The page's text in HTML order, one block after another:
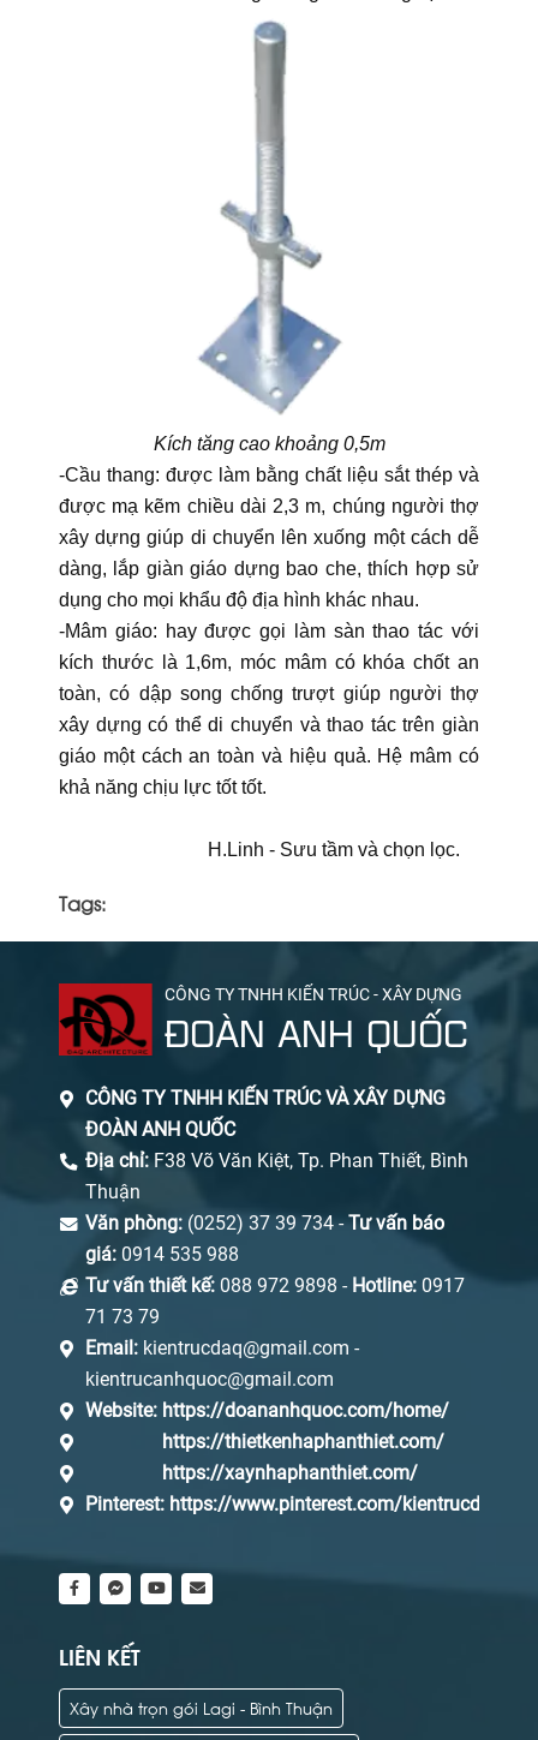
Kích tăng cao khoảng 0,5m
-Cầu thang: được làm bằng chất liệu sắt thép và
được mạ kẽm chiều dài 2,3 m, chúng người thợ
xây dựng giúp di chuyển lên xuống một cách dễ
dàng, lắp giàn giáo dựng bao che, thích hợp sử
dụng cho mọi khẩu độ địa hình khác nhau.
-Mâm giáo: hay được gọi làm sàn thao tác với
kích thước là 1,6m, móc mâm có khóa chốt an
toàn, có dập song chống trượt giúp người thợ
xây dựng có thể di chuyển và thao tác trên giàn
giáo một cách an toàn và hiệu quả. Hệ mâm có
khả năng chịu lực tốt tốt.
H.Linh - Sưu tầm và chọn lọc.
Tags:
CÔNG TY TNHH KIẾN TRÚC - XÂY DỰNG
ĐOÀN ANH QUỐC
CÔNG TY TNHH KIẾN TRÚC VÀ XÂY DỰNG
ĐOÀN ANH QUỐC
Địa chỉ:F38 Võ Văn Kiệt, Tp. Phan Thiết, Bình
Thuận
Văn phòng: (0252) 37 39 734 -Tư vấn báo
giá: 0914 535 988
Tư vấn thiết kế: 088 972 9898 - Hotline: 0917
71 73 79
Email: kientrucdaq@gmail.com -
kientrucanhquoc@gmail.com
Website: https://doananhquoc.com/home/
https://thietkenhaphanthiet.com/
https://xaynhaphanthiet.com/
Pinterest: https://www.pinterest.com/kientrucdaq/
LIÊN KẾT
Xây nhà trọn gói Lagi - Bình Thuận